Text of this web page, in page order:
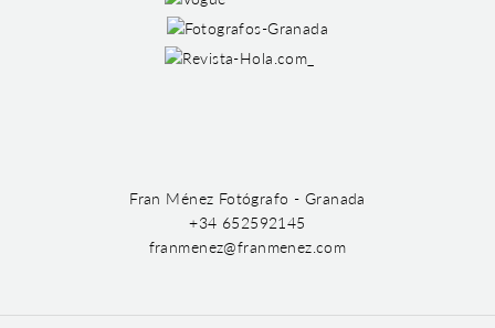
Fran Ménez Fotógrafo - Granada
+34 652592145
franmenez@franmenez.com